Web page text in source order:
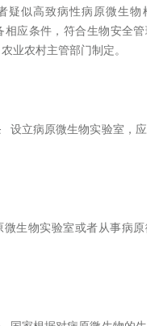
疑似高致病性病原微生物样
相应条件，符合生物安全管
业农村主管部门制定。
设立病原微生物实验室，应
微生物实验室或者从事病原